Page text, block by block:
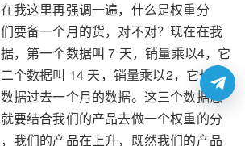
我这里再强调一遍，什么是权重分
要备一个月的货，对不对？现在在我
，第一个数据叫 7 天，销量乘以4，它
个数据叫 14 天，销量乘以2，它也等
据过去一个月的数据。这三个数据怎
要结合我们的产品去做一个权重的分
我们的产品在上升，既然我们的产品